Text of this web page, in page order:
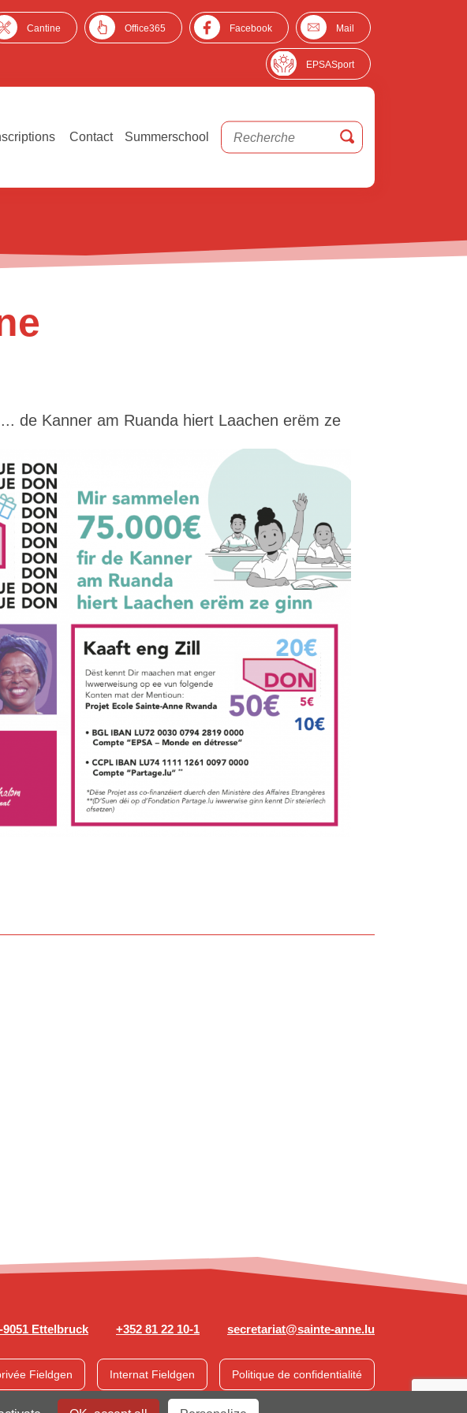
Cantine Office365 Facebook Mail
EPSASport
Contact Summerschool
de Kanner am Ruanda hiert Laachen erëm ze
9051 Ettelbruck +352 81 22 10-1 secretariat@sainte-anne.lu
Fieldgen Internat Fieldgen Politique de confidentialité